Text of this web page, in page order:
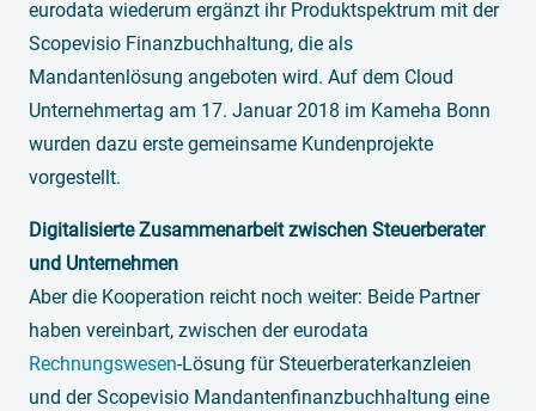
eurodata wiederum ergänzt ihr Produktspektrum mit der
Scopevisio Finanzbuchhaltung, die als
Mandantenlösung angeboten wird. Auf dem Cloud
Unternehmertag am 17. Januar 2018 im Kameha Bonn
wurden dazu erste gemeinsame Kundenprojekte
vorgestellt.
Digitalisierte Zusammenarbeit zwischen Steuerberater
und Unternehmen
Aber die Kooperation reicht noch weiter: Beide Partner
haben vereinbart, zwischen der eurodata
Rechnungswesen-Lösung für Steuerberaterkanzleien
und der Scopevisio Mandantenfinanzbuchhaltung eine